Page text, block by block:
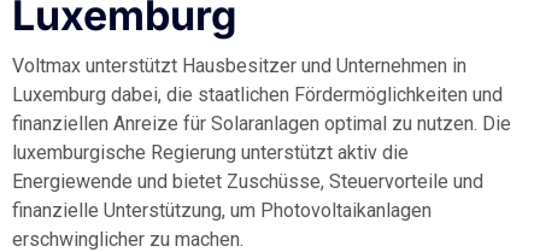
Luxemburg
Voltmax unterstützt Hausbesitzer und Unternehmen in
Luxemburg dabei, die staatlichen Fördermöglichkeiten und
finanziellen Anreize für Solaranlagen optimal zu nutzen. Die
luxemburgische Regierung unterstützt aktiv die
Energiewende und bietet Zuschüsse, Steuervorteile und
finanzielle Unterstützung, um Photovoltaikanlagen
erschwinglicher zu machen.